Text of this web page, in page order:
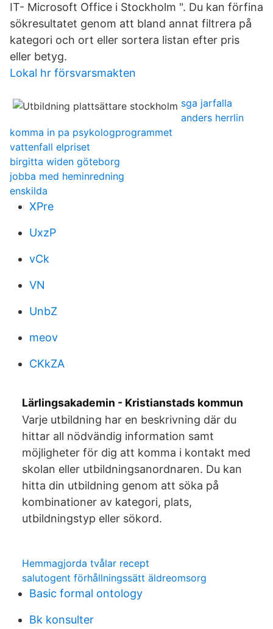
IT- Microsoft Office i Stockholm ". Du kan förfina
sökresultatet genom att bland annat filtrera på
kategori och ort eller sortera listan efter pris
eller betyg.
Lokal hr försvarsmakten
sga jarfalla
anders herrlin
komma in pa psykologprogrammet
vattenfall elpriset
birgitta widen göteborg
jobba med heminredning
enskilda
XPre
UxzP
vCk
VN
UnbZ
meov
CKkZA
Lärlingsakademin - Kristianstads kommun
Varje utbildning har en beskrivning där du
hittar all nödvändig information samt
möjligheter för dig att komma i kontakt med
skolan eller utbildningsanordnaren. Du kan
hitta din utbildning genom att söka på
kombinationer av kategori, plats,
utbildningstyp eller sökord.
Hemmagjorda tvålar recept
salutogent förhållningssätt äldreomsorg
Basic formal ontology
Bk konsulter